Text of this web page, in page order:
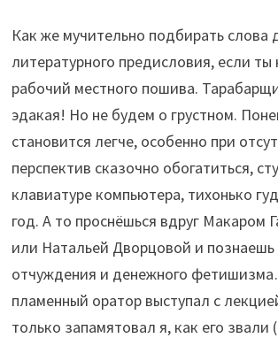
Как же мучительно подбирать слова
литературного предисловия, если ты
рабочий местного пошива.
эдакая! Но не будем о грустном.
становится легче, особенно при
перспектив сказочно обогатиться,
клавиатуре компьютера, тихонько
год. А то проснёшься вдруг Макаром
или Натальей Дворцовой и познаешь
отчуждения и денежного
пламенный оратор выступал с
только запамятовал я, как его звали